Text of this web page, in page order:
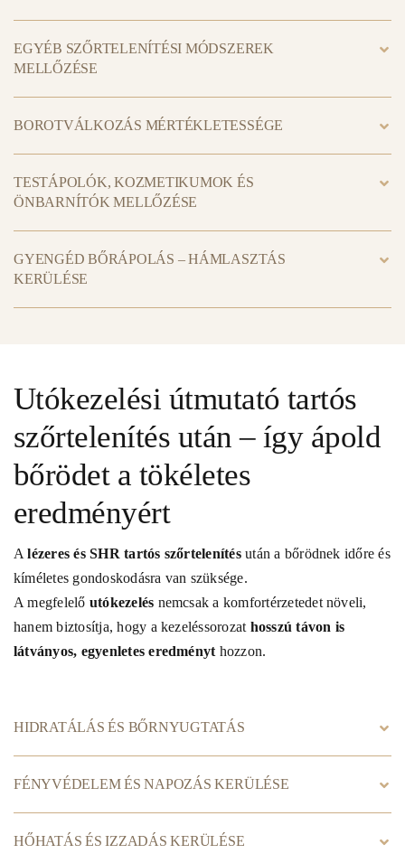
EGYÉB SZŐRTELENÍTÉSI MÓDSZEREK
MELLŐZÉSE
BOROTVÁLKOZÁS MÉRTÉKLETESSÉGE
TESTÁPOLÓK, KOZMETIKUMOK ÉS
ÖNBARNÍTÓK MELLŐZÉSE
GYENGÉD BŐRÁPOLÁS – HÁMLASZTÁS
KERÜLÉSE
Utókezelési útmutató tartós
szőrtelenítés után – így ápold
bőrödet a tökéletes
eredményért
Alézeres és SHR tartós szőrtelenítésután a bőrödnek időre és
kíméletes gondoskodásra van szüksége.
A megfelelő utókezelés nemcsak a komfortérzetedet növeli,
hanem biztosítja, hogy a kezeléssorozat hosszú távon is
látványos, egyenletes eredményt hozzon.
HIDRATÁLÁS ÉS BŐRNYUGTATÁS
FÉNYVÉDELEM ÉS NAPOZÁS KERÜLÉSE
HŐHATÁS ÉS IZZADÁS KERÜLÉSE